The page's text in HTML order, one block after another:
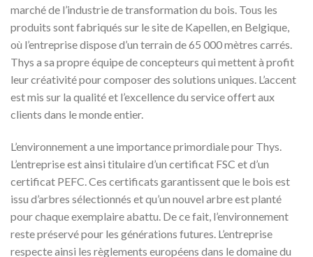
marché de l’industrie de transformation du bois. Tous les
produits sont fabriqués sur le site de Kapellen, en Belgique,
où l’entreprise dispose d’un terrain de 65 000 mètres carrés.
Thys a sa propre équipe de concepteurs qui mettent à profit
leur créativité pour composer des solutions uniques. L’accent
est mis sur la qualité et l’excellence du service offert aux
clients dans le monde entier.
L’environnement a une importance primordiale pour Thys.
L’entreprise est ainsi titulaire d’un certificat FSC et d’un
certificat PEFC. Ces certificats garantissent que le bois est
issu d’arbres sélectionnés et qu’un nouvel arbre est planté
pour chaque exemplaire abattu. De ce fait, l’environnement
reste préservé pour les générations futures. L’entreprise
respecte ainsi les règlements européens dans le domaine du